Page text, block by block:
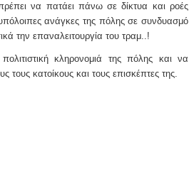
να πατάει πάνω σε δίκτυα και ροές
ανάγκες της πόλης σε συνδυασμό
την επαναλειτουργία του τραμ..!
κληρονομιά της πόλης και να
τους κατοίκους και τους επισκέπτες της.